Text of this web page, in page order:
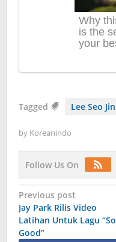
Tagged Lee Seo Jin
by Koreanindo
Follow Us On
Post
navigation
Previous post
Jay Park Rilis Video
Latihan Untuk Lagu “So
Good”